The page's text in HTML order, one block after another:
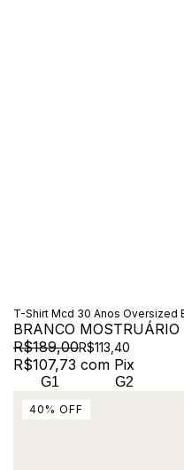
T-Shirt Mcd 30 Anos Oversized
BRANCO MOSTRUÁRIO
R$189,00R$113,40
R$107,73 com Pix
G1 G2
40 % OFF